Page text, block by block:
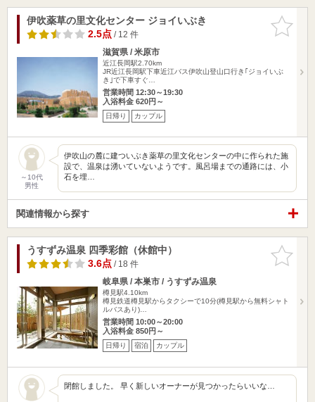
お気に入
りに追加
伊吹薬草の里文化センター ジョイいぶき
2.5点/ 12 件
滋賀県 / 米原市
近江長岡駅2.70km
JR近江長岡駅下車近江バス伊吹山登山口行き｢ジョイいぶ
き｣で下車すぐ…
営業時間 12:30～19:30
入浴料金 620円～
日帰り カップル
～10代
男性
伊吹山の麓に建ついぶき薬草の里文化センターの中に作られた施
設で、温泉は湧いていないようです。風呂場までの通路には、小
石を埋…
関連情報から探す
お気に入
りに追加
うすずみ温泉 四季彩館（休館中）
3.6点/ 18 件
岐阜県 / 本巣市 / うすずみ温泉
樽見駅4.10km
樽見鉄道樽見駅からタクシーで10分(樽見駅から無料シャト
ルバスあり)…
営業時間 10:00～20:00
入浴料金 850円～
日帰り 宿泊 カップル
閉館しました。 早く新しいオーナーが見つかったらいいな…